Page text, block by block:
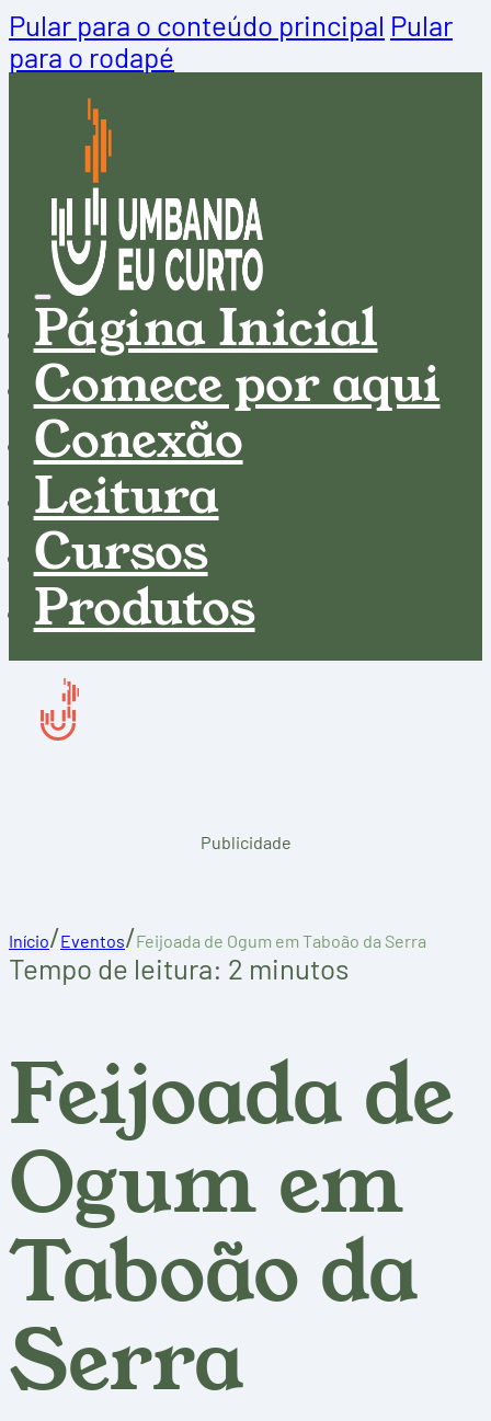
Pular para o conteúdo principal Pular
para o rodapé
Página Inicial
Comece por aqui
Conexão
Leitura
Cursos
Produtos
Publicidade
Início/Eventos/Feijoada de Ogum em Taboão da Serra
Tempo de leitura: 2 minutos
Feijoada de
Ogum em
Taboão da
Serra